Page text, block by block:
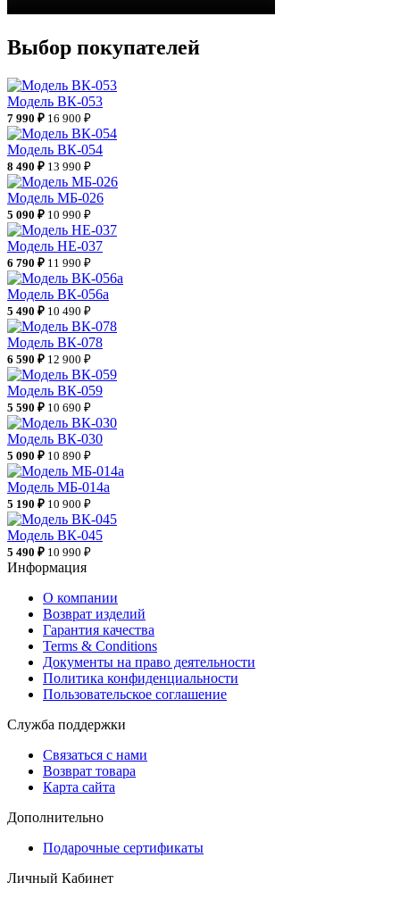
Выбор покупателей
Модель ВК-053
7 990 ₽ 16 900 ₽
Модель ВК-054
8 490 ₽ 13 990 ₽
Модель МБ-026
5 090 ₽ 10 990 ₽
Модель НЕ-037
6 790 ₽ 11 990 ₽
Модель ВК-056а
5 490 ₽ 10 490 ₽
Модель ВК-078
6 590 ₽ 12 900 ₽
Модель ВК-059
5 590 ₽ 10 690 ₽
Модель ВК-030
5 090 ₽ 10 890 ₽
Модель МБ-014а
5 190 ₽ 10 900 ₽
Модель ВК-045
5 490 ₽ 10 990 ₽
Информация
О компании
Возврат изделий
Гарантия качества
Terms & Conditions
Документы на право деятельности
Политика конфиденциальности
Пользовательское соглашение
Служба поддержки
Связаться с нами
Возврат товара
Карта сайта
Дополнительно
Подарочные сертификаты
Личный Кабинет